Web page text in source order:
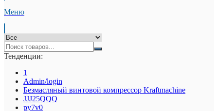
Меню
Тенденции:
1
Admin/login
Безмасляный винтовой компрессор Kraftmaсhine
JJJ25QQQ
py7v0